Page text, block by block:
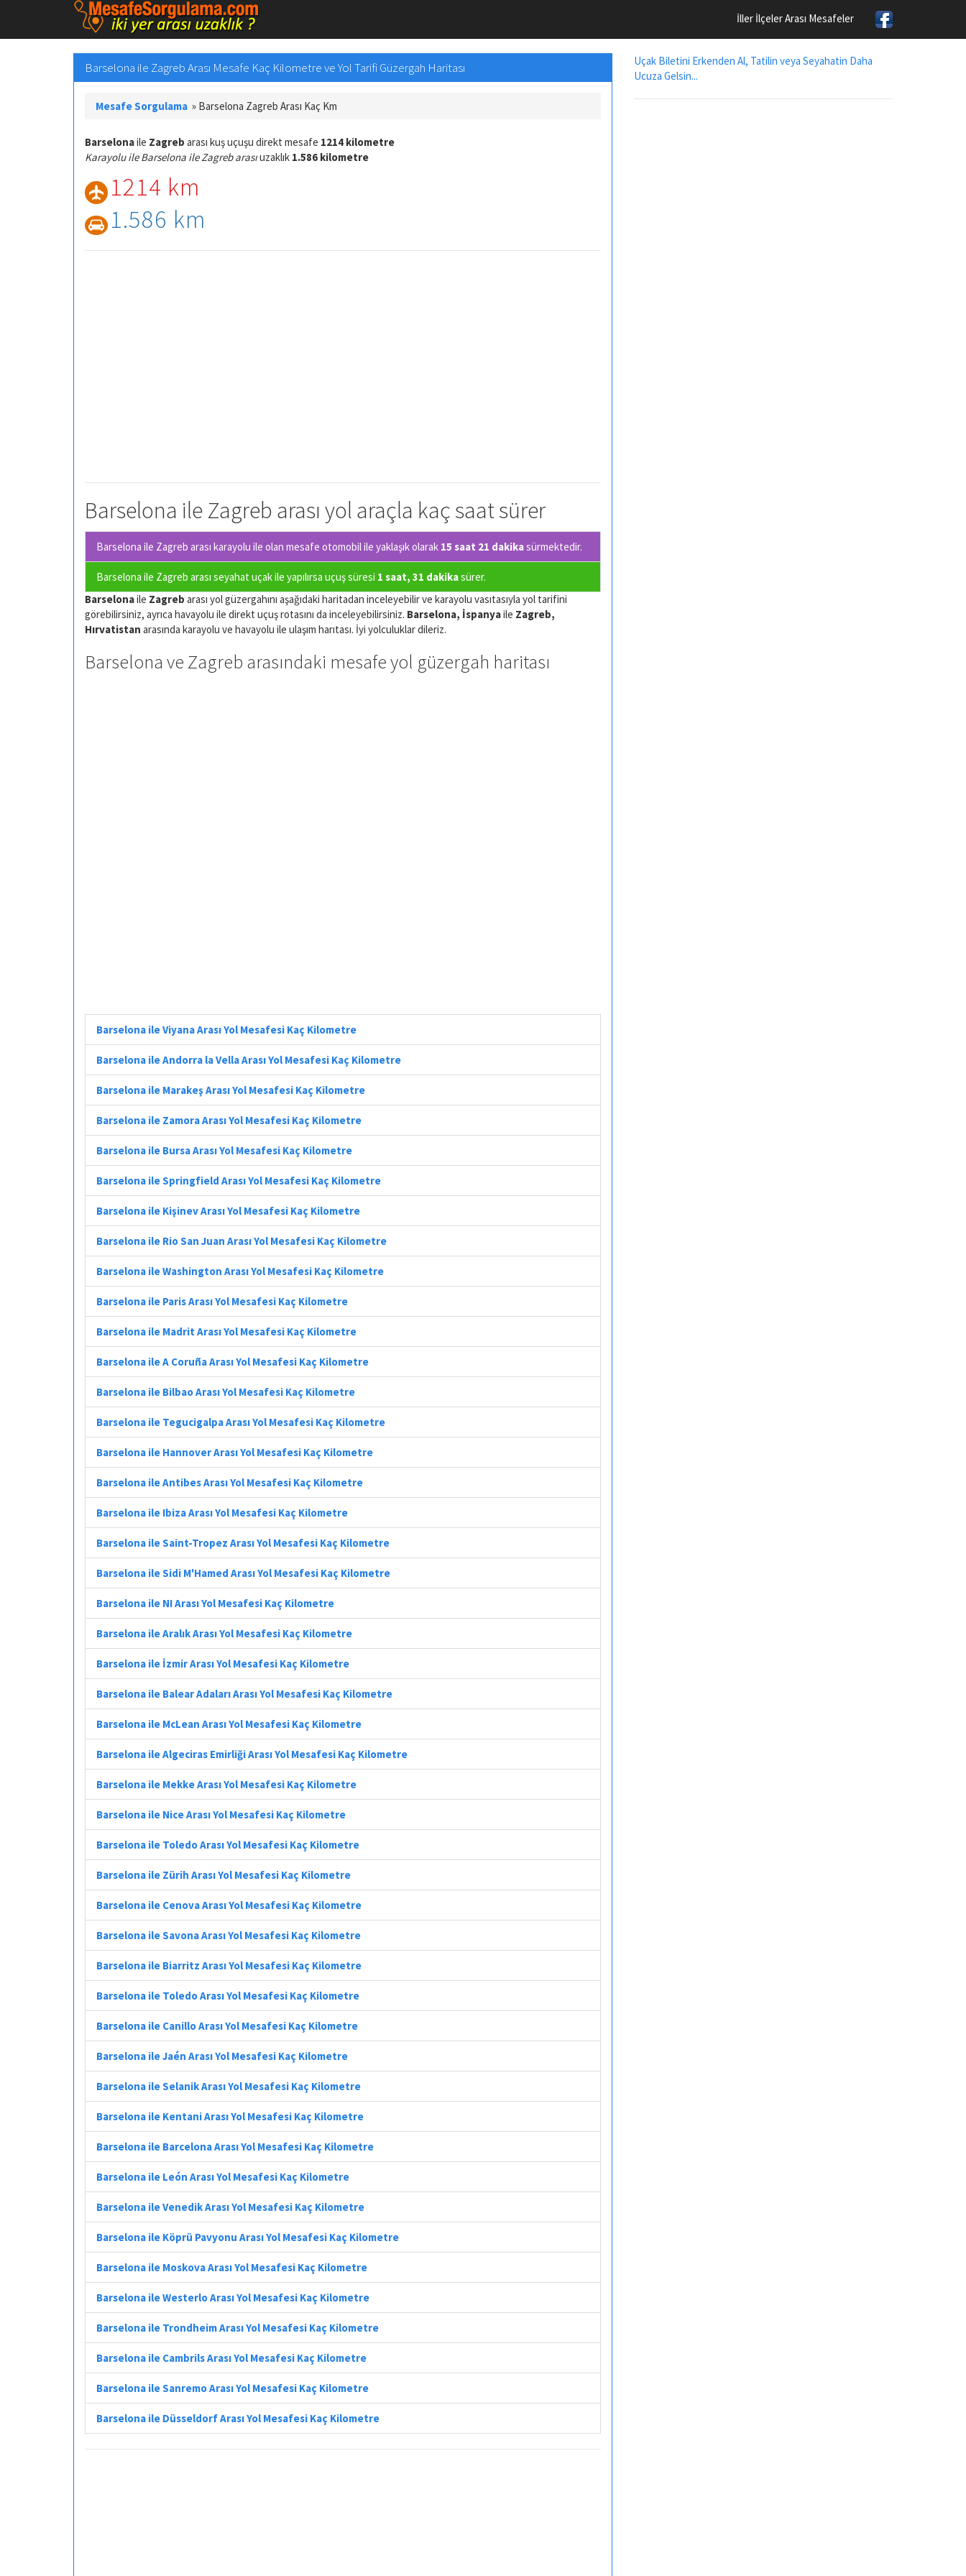
İller İlçeler Arası Mesafeler
Barselona ile Zagreb Arası Mesafe Kaç Kilometre ve Yol Tarifi Güzergah Haritası
Mesafe Sorgulama » Barselona Zagreb Arası Kaç Km
Barselonaile Zagreb arası kuş uçuşu direkt mesafe 1214 kilometre
Karayolu ile Barselona ile Zagreb arasıuzaklık 1.586 kilometre
1214 km
1.586 km
Barselona ile Zagreb arası yol araçla kaç saat sürer
Barselona ile Zagreb arası karayolu ile olan mesafe otomobil ile yaklaşık olarak 15 saat 21 dakikasürmektedir.
Barselona ile Zagreb arası seyahat uçak ile yapılırsa uçuş süresi 1 saat, 31 dakikasürer.
Barselonaile Zagreb arası yol güzergahını aşağıdaki haritadan inceleyebilir ve karayolu vasıtasıyla yol tarifini
görebilirsiniz, ayrıca havayolu ile direkt uçuş rotasını da inceleyebilirsiniz. Barselona, İspanyaile Zagreb,
Hırvatistan arasında karayolu ve havayolu ile ulaşım harıtası. İyi yolculuklar dileriz.
Barselona ve Zagreb arasındaki mesafe yol güzergah haritası
Barselona ile Viyana Arası Yol Mesafesi Kaç Kilometre
Barselona ile Andorra la Vella Arası Yol Mesafesi Kaç Kilometre
Barselona ile Marakeş Arası Yol Mesafesi Kaç Kilometre
Barselona ile Zamora Arası Yol Mesafesi Kaç Kilometre
Barselona ile Bursa Arası Yol Mesafesi Kaç Kilometre
Barselona ile Springfield Arası Yol Mesafesi Kaç Kilometre
Barselona ile Kişinev Arası Yol Mesafesi Kaç Kilometre
Barselona ile Rio San Juan Arası Yol Mesafesi Kaç Kilometre
Barselona ile Washington Arası Yol Mesafesi Kaç Kilometre
Barselona ile Paris Arası Yol Mesafesi Kaç Kilometre
Barselona ile Madrit Arası Yol Mesafesi Kaç Kilometre
Barselona ile A Coruña Arası Yol Mesafesi Kaç Kilometre
Barselona ile Bilbao Arası Yol Mesafesi Kaç Kilometre
Barselona ile Tegucigalpa Arası Yol Mesafesi Kaç Kilometre
Barselona ile Hannover Arası Yol Mesafesi Kaç Kilometre
Barselona ile Antibes Arası Yol Mesafesi Kaç Kilometre
Barselona ile Ibiza Arası Yol Mesafesi Kaç Kilometre
Barselona ile Saint-Tropez Arası Yol Mesafesi Kaç Kilometre
Barselona ile Sidi M'Hamed Arası Yol Mesafesi Kaç Kilometre
Barselona ile NI Arası Yol Mesafesi Kaç Kilometre
Barselona ile Aralık Arası Yol Mesafesi Kaç Kilometre
Barselona ile İzmir Arası Yol Mesafesi Kaç Kilometre
Barselona ile Balear Adaları Arası Yol Mesafesi Kaç Kilometre
Barselona ile McLean Arası Yol Mesafesi Kaç Kilometre
Barselona ile Algeciras Emirliği Arası Yol Mesafesi Kaç Kilometre
Barselona ile Mekke Arası Yol Mesafesi Kaç Kilometre
Barselona ile Nice Arası Yol Mesafesi Kaç Kilometre
Barselona ile Toledo Arası Yol Mesafesi Kaç Kilometre
Barselona ile Zürih Arası Yol Mesafesi Kaç Kilometre
Barselona ile Cenova Arası Yol Mesafesi Kaç Kilometre
Barselona ile Savona Arası Yol Mesafesi Kaç Kilometre
Barselona ile Biarritz Arası Yol Mesafesi Kaç Kilometre
Barselona ile Toledo Arası Yol Mesafesi Kaç Kilometre
Barselona ile Canillo Arası Yol Mesafesi Kaç Kilometre
Barselona ile Jaén Arası Yol Mesafesi Kaç Kilometre
Barselona ile Selanik Arası Yol Mesafesi Kaç Kilometre
Barselona ile Kentani Arası Yol Mesafesi Kaç Kilometre
Barselona ile Barcelona Arası Yol Mesafesi Kaç Kilometre
Barselona ile León Arası Yol Mesafesi Kaç Kilometre
Barselona ile Venedik Arası Yol Mesafesi Kaç Kilometre
Barselona ile Köprü Pavyonu Arası Yol Mesafesi Kaç Kilometre
Barselona ile Moskova Arası Yol Mesafesi Kaç Kilometre
Barselona ile Westerlo Arası Yol Mesafesi Kaç Kilometre
Barselona ile Trondheim Arası Yol Mesafesi Kaç Kilometre
Barselona ile Cambrils Arası Yol Mesafesi Kaç Kilometre
Barselona ile Sanremo Arası Yol Mesafesi Kaç Kilometre
Barselona ile Düsseldorf Arası Yol Mesafesi Kaç Kilometre
Uçak Biletini Erkenden Al, Tatilin veya Seyahatin Daha
Ucuza Gelsin...